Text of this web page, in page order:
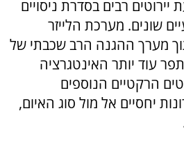
רבים בסדרת ניסויים
שונים. מערכת הלייזר
מערך ההגנה הרב שכבתי של
עוד יותר האינטגרציה
הרקטיים הנוספים
יחסיים אל מול סוג האיום,